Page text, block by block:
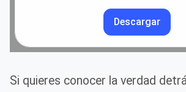
Descargar
Si quieres conocer la verdad